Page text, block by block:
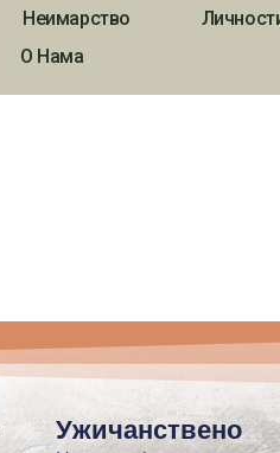
Неимарство
О Нама
Ужичанствено